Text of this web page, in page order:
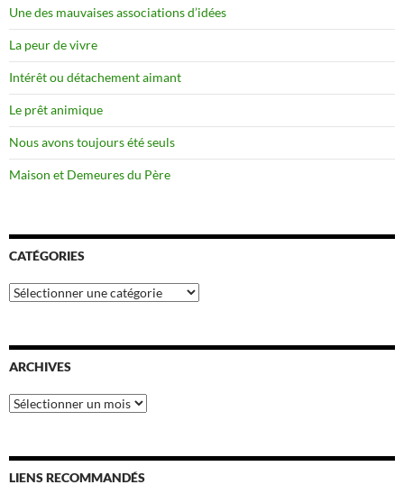
Une des mauvaises associations d’idées
La peur de vivre
Intérêt ou détachement aimant
Le prêt animique
Nous avons toujours été seuls
Maison et Demeures du Père
CATÉGORIES
Catégories
ARCHIVES
Archives
LIENS RECOMMANDÉS